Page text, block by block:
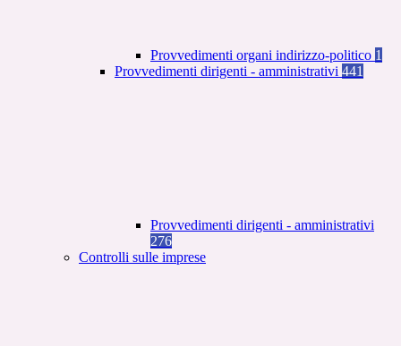
Provvedimenti organi indirizzo-politico 1
Provvedimenti dirigenti - amministrativi 441
Provvedimenti dirigenti - amministrativi
276
Controlli sulle imprese